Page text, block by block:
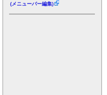
(メニューバー編集)